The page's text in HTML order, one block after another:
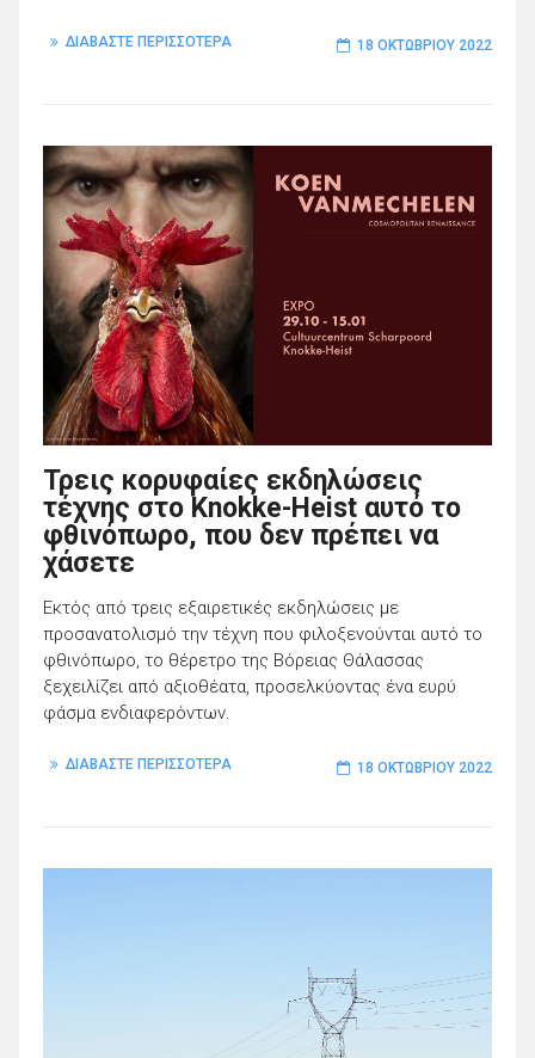
ΔΙΑΒΑΣΤΕ ΠΕΡΙΣΣΟΤΕΡΑ 18 ΟΚΤΩΒΡΊΟΥ 2022
Τρεις κορυφαίες εκδηλώσεις
τέχνης στο Knokke-Heist αυτό το
φθινόπωρο, που δεν πρέπει να
χάσετε
Εκτός από τρεις εξαιρετικές εκδηλώσεις με
προσανατολισμό την τέχνη που φιλοξενούνται αυτό το
φθινόπωρο, το θέρετρο της Βόρειας Θάλασσας
ξεχειλίζει από αξιοθέατα, προσελκύοντας ένα ευρύ
φάσμα ενδιαφερόντων.
ΔΙΑΒΑΣΤΕ ΠΕΡΙΣΣΟΤΕΡΑ 18 ΟΚΤΩΒΡΊΟΥ 2022